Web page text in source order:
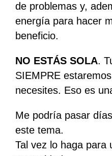
de problemas y,
energía para hacer
beneficio.
NO ESTÁS SOLA.
SIEMPRE
necesites. Eso es
Me podría pasar
este tema.
Tal vez lo haga para